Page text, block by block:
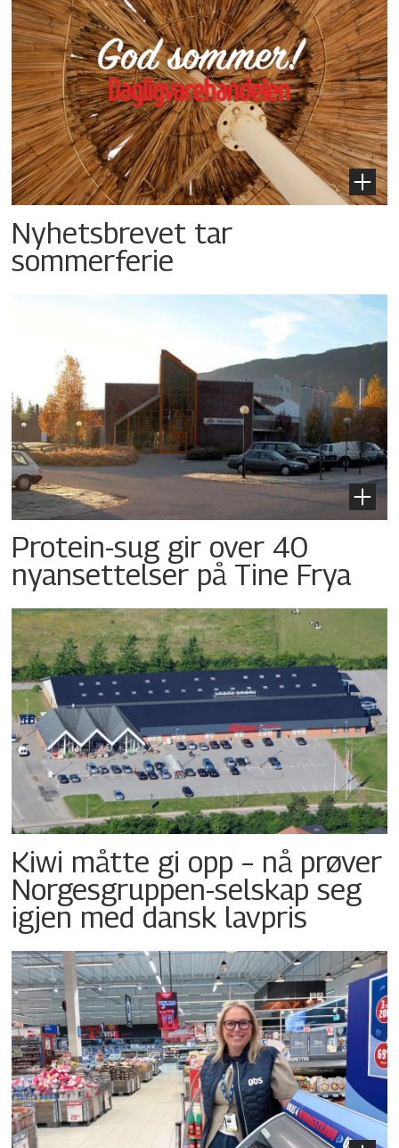
Nyhetsbrevet tar
sommerferie
Protein-sug gir over 40
nyansettelser på Tine Frya
Kiwi måtte gi opp – nå prøver
Norgesgruppen-selskap seg
igjen med dansk lavpris